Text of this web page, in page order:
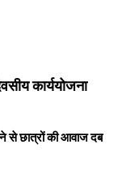
कार्ययोजना
से छात्रों की आवाज दब